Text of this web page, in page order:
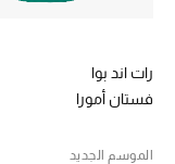
رات اند بوا
فستان أمورا
الموسم الجديد